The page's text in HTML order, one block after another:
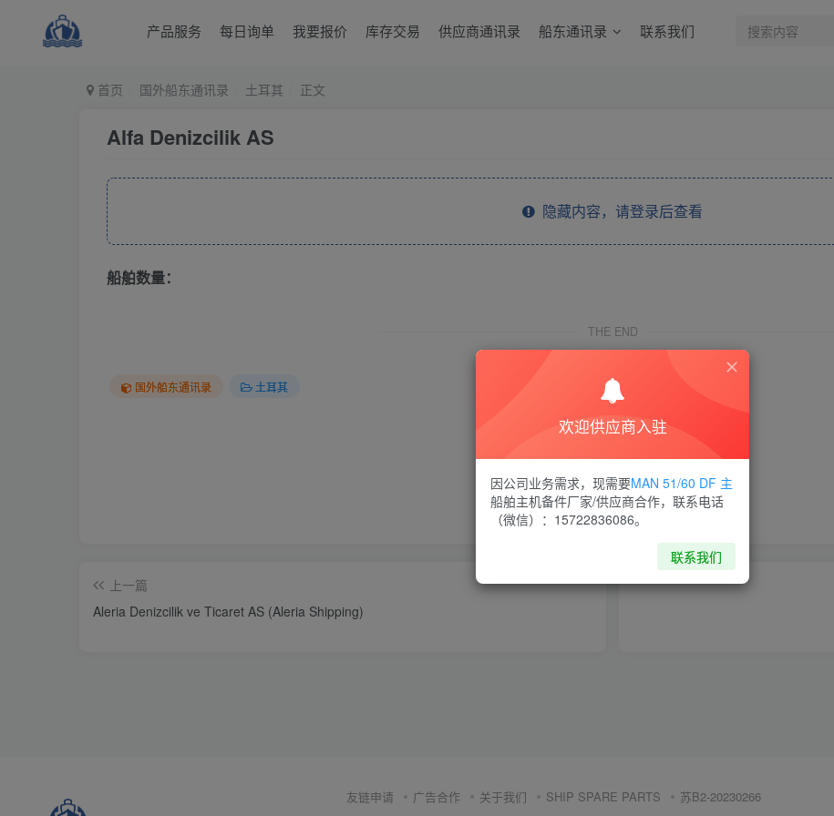
产品服务 每日询单 我要报价 库存交易 供应商通讯录 船东通讯录 联系我们
首页 国外船东通讯录 土耳其 正文
Alfa Denizcilik AS
隐藏内容，请登录后查看
船舶数量：
THE END
国外船东通讯录 土耳其
喜欢就支持一下吧
点赞6 分享 收藏
上一篇
Aleria Denizcilik ve Ticaret AS (Aleria Shipping)
友链申请 广告合作 关于我们 SHIP SPARE PARTS 苏B2-20230266
欢迎供应商入驻
因公司业务需求，现需要MAN 51/60 DF 主
船舶主机备件厂家/供应商合作，联系电话
（微信）：15722836086。
联系我们